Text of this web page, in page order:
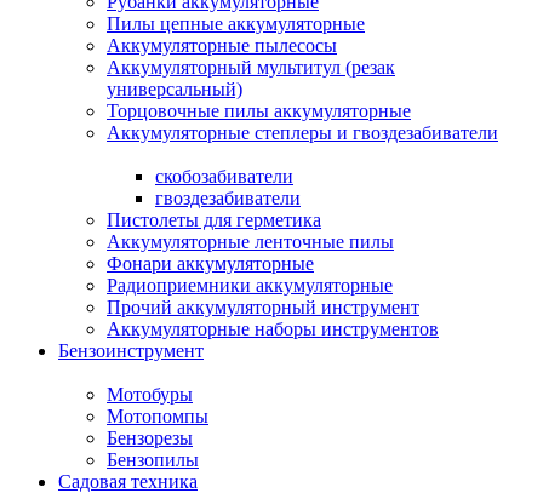
Пилы цепные аккумуляторные
Аккумуляторные пылесосы
Аккумуляторный мультитул (резак
универсальный)
Торцовочные пилы аккумуляторные
Аккумуляторные степлеры и гвоздезабиватели
скобозабиватели
гвоздезабиватели
Пистолеты для герметика
Аккумуляторные ленточные пилы
Фонари аккумуляторные
Радиоприемники аккумуляторные
Прочий аккумуляторный инструмент
Аккумуляторные наборы инструментов
Бензоинструмент
Мотобуры
Мотопомпы
Бензорезы
Бензопилы
Садовая техника